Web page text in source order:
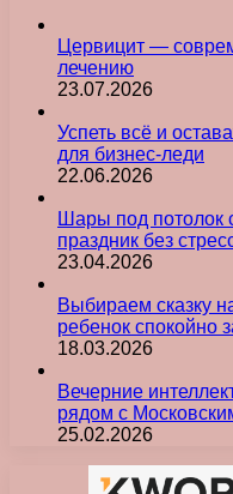
Цервицит —
лечению
23.07.2026
Успеть всё и
для бизнес-леди
22.06.2026
Шары под потолок
праздник без
23.04.2026
Выбираем сказку
ребенок спокойно
18.03.2026
Вечерние
рядом с
25.02.2026